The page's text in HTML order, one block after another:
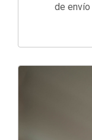
de